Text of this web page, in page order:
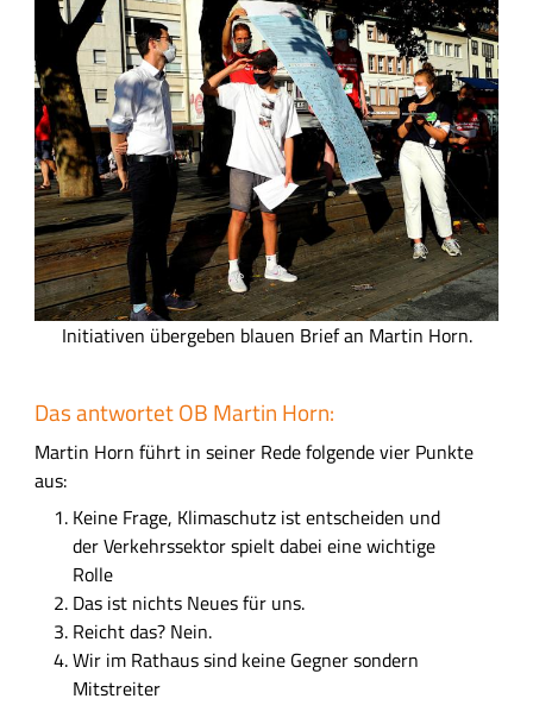
d
t
i
a
Initiativen übergeben blauen Brief an Martin Horn.
Das antwortet OB Martin Horn:
Martin Horn führt in seiner Rede folgende vier Punkte
aus:
Keine Frage, Klimaschutz ist entscheiden und
der Verkehrssektor spielt dabei eine wichtige
Rolle
Das ist nichts Neues für uns.
Reicht das? Nein.
Wir im Rathaus sind keine Gegner sondern
Mitstreiter